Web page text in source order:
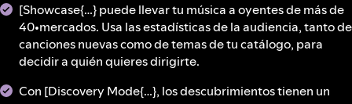
[Showcase{…} puede llevar tu música a oyentes de más de
40•mercados. Usa las estadísticas de la audiencia, tanto de
canciones nuevas como de temas de tu catálogo, para
decidir a quién quieres dirigirte.
Con [Discovery Mode{…}, los descubrimientos tienen un